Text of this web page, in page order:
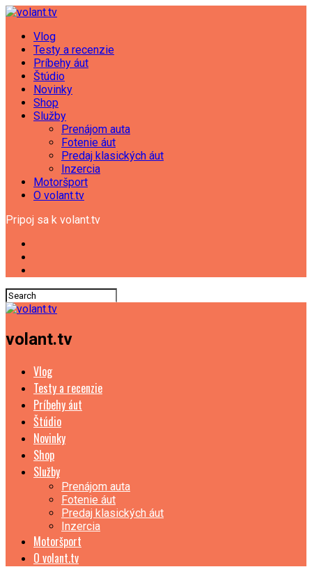
Vlog
Testy a recenzie
Príbehy áut
Štúdio
Novinky
Shop
Služby
Prenájom auta
Fotenie áut
Predaj klasických áut
Inzercia
Motoršport
O volant.tv
Pripoj sa k volant.tv
volant.tv
Vlog
Testy a recenzie
Príbehy áut
Štúdio
Novinky
Shop
Služby
Prenájom auta
Fotenie áut
Predaj klasických áut
Inzercia
Motoršport
O volant.tv